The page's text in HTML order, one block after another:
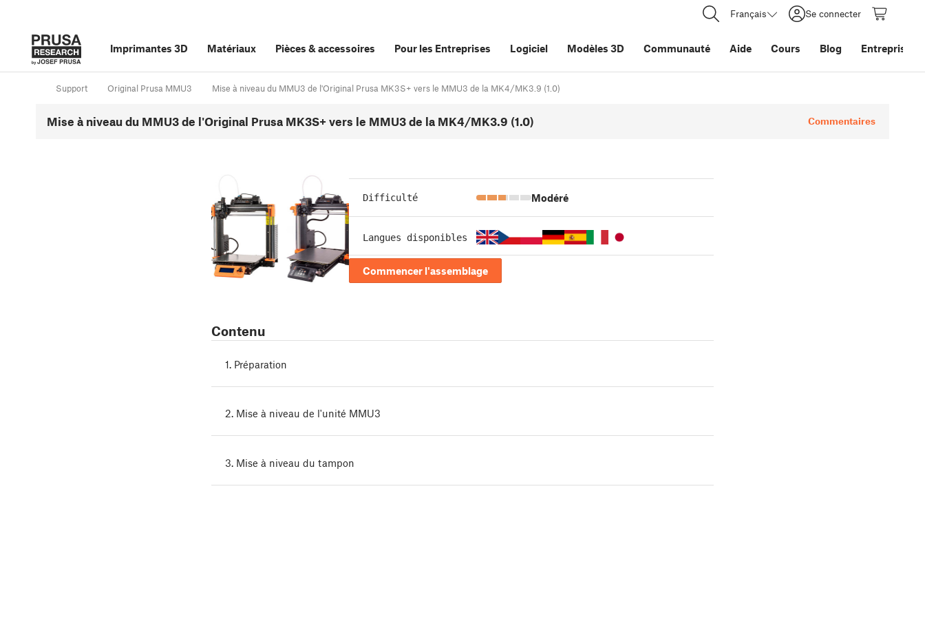
Français Se connecter
Imprimantes 3D Matériaux Pièces &accessoires Pour les Entreprises Logiciel Modèles 3D Communauté Aide Cours Blog Entreprise
Support Original Prusa MMU3 Mise à niveau du MMU3 de l'Original Prusa MK3S+ vers le MMU3 de la MK4/MK3.9 (1.0)
Mise à niveau du MMU3 de l'Original Prusa MK3S+ vers le MMU3 de la MK4/MK3.9 (1.0) Commentaires
Difficulté Modéré
Langues disponibles
Commencer l'assemblage
Contenu
1. Préparation
2. Mise à niveau de l'unité MMU3
3. Mise à niveau du tampon